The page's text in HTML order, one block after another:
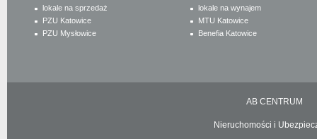
lokale na sprzedaż
PZU Katowice
PZU Mysłowice
lokale na wynajem
MTU Katowice
Benefia Katowice
AB CENTRUM
Nieruchomości i